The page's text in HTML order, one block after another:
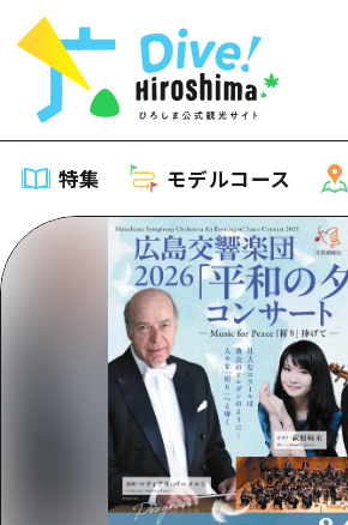
特集 モデルコース
特集
特集一覧
おすすめ
アート
イベント・祭り
モデルコース
モデルコース一覧
Dive! Hiroshima
広島もしもトラベ
スポット・体験
スポット・体験一覧
イベント